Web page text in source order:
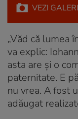
VEZI
„Văd că lumea
va explic:
asta are și o
paternitate. E
nu vrea. A fost
adăugat